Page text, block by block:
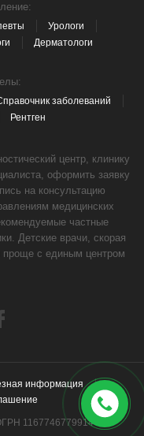
Урологи
Дерматологи
заболеваний
Рентген
центр, клинику
оформить заявку
на консультацию
медицинских
частные
Детские врачи, скорая
с единым центром
информация
1167746779914